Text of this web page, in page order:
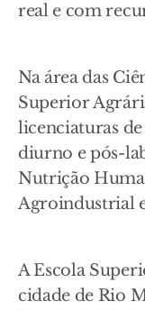
real e com
Na área das
Superior
licenciaturas
diurno e pós-
Nutrição
Agroindustrial
A Escola
cidade de Rio